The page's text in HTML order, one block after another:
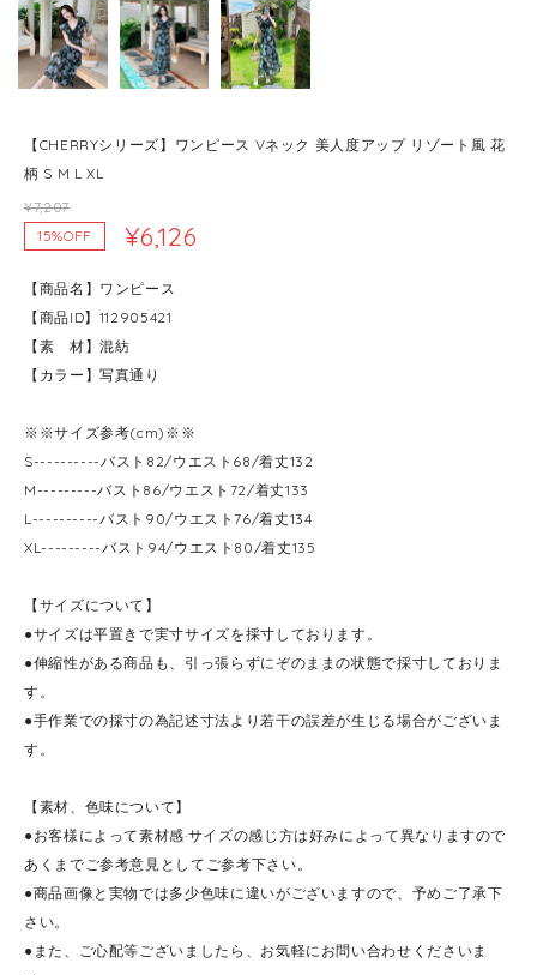
【CHERRYシリーズ】ワンピース Vネック 美人度アップ リゾート風 花
柄 S M L XL
¥7,207
15%OFF
¥6,126
【商品名】ワンピース
【商品ID】112905421
【素 材】混紡
【カラー】写真通り
※※サイズ参考(cm)※※
S----------バスト82/ウエスト68/着丈132
M---------バスト86/ウエスト72/着丈133
L----------バスト90/ウエスト76/着丈134
XL---------バスト94/ウエスト80/着丈135
【サイズについて】
●サイズは平置きで実寸サイズを採寸しております。
●伸縮性がある商品も、引っ張らずにぞのままの状態で採寸しておりま
す。
●手作業での採寸の為記述寸法より若干の誤差が生じる場合がございま
す。
【素材、色味について】
●お客様によって素材感·サイズの感じ方は好みによって異なりますので
あくまでご参考意見としてご参考下さい。
●商品画像と実物では多少色味に違いがございますので、予めご了承下
さい。
●また、ご心配等ございましたら、お気軽にお問い合わせくださいま